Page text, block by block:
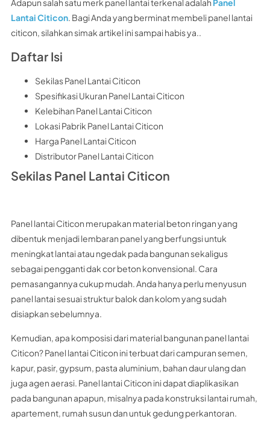
Adapun salah satu merk panel lantai terkenal adalah Panel
Lantai Citicon. Bagi Anda yang berminat membeli panel lantai
citicon, silahkan simak artikel ini sampai habis ya..
Daftar Isi
Sekilas Panel Lantai Citicon
Spesifikasi Ukuran Panel Lantai Citicon
Kelebihan Panel Lantai Citicon
Lokasi Pabrik Panel Lantai Citicon
Harga Panel Lantai Citicon
Distributor Panel Lantai Citicon
Sekilas Panel Lantai Citicon
Panel lantai Citicon merupakan material beton ringan yang
dibentuk menjadi lembaran panel yang berfungsi untuk
meningkat lantai atau ngedak pada bangunan sekaligus
sebagai pengganti dak cor beton konvensional. Cara
pemasangannya cukup mudah. Anda hanya perlu menyusun
panel lantai sesuai struktur balok dan kolom yang sudah
disiapkan sebelumnya.
Kemudian, apa komposisi dari material bangunan panel lantai
Citicon? Panel lantai Citicon ini terbuat dari campuran semen,
kapur, pasir, gypsum, pasta aluminium, bahan daur ulang dan
juga agen aerasi. Panel lantai Citicon ini dapat diaplikasikan
pada bangunan apapun, misalnya pada konstruksi lantai rumah,
apartement, rumah susun dan untuk gedung perkantoran.